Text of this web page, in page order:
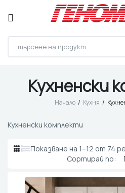
Начало Кухня
Кухненски
Кухненски комплекти
Показване на 1–12 от 74
Сортирай по: